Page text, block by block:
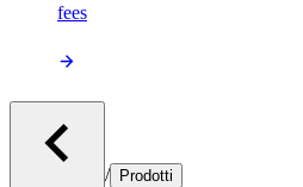
fees
/ Prodotti